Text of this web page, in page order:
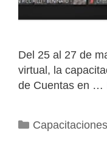
Del 25 al 27 de
virtual, la
de Cuentas en …
Categorías
Capacitaciones